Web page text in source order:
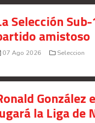
Selección
amistoso
07 Ago 2026 Seleccion
González
la Liga de